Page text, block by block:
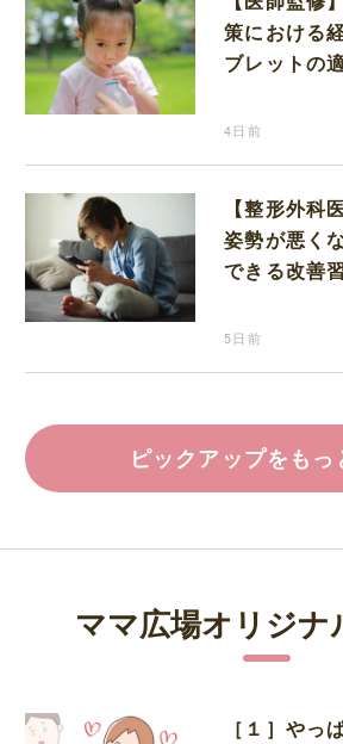
策における
ブレットの
4日前
【整形外科
姿勢が悪く
できる改善
5日前
ピックアップをもっ
ママ広場オリジナ
［１］やっ